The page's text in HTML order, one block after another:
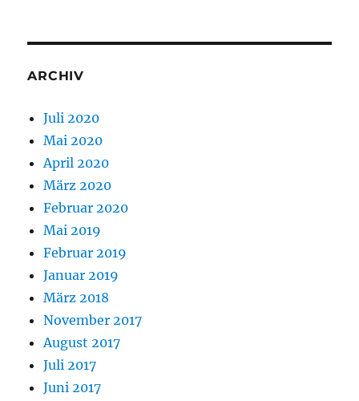
ARCHIV
Juli 2020
Mai 2020
April 2020
März 2020
Februar 2020
Mai 2019
Februar 2019
Januar 2019
März 2018
November 2017
August 2017
Juli 2017
Juni 2017